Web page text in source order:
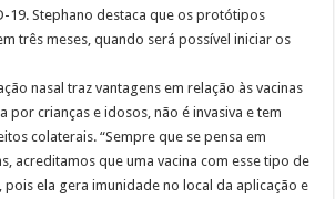
19. Stephano destaca que os protótipos
três meses, quando será possível iniciar os
nasal traz vantagens em relação às vacinas
por crianças e idosos, não é invasiva e tem
colaterais. “Sempre que se pensa em
acreditamos que uma vacina com esse tipo de
ela gera imunidade no local da aplicação e